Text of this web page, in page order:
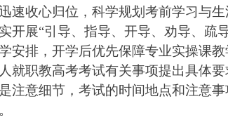
速收心归位，科学规划考前学习与
开展“引导、指导、开导、劝导、疏导
安排， 开学后优先保障专业实操课
就职教高考考试有关事项提出具体要
注意细节，考试的时间地点和注意
。